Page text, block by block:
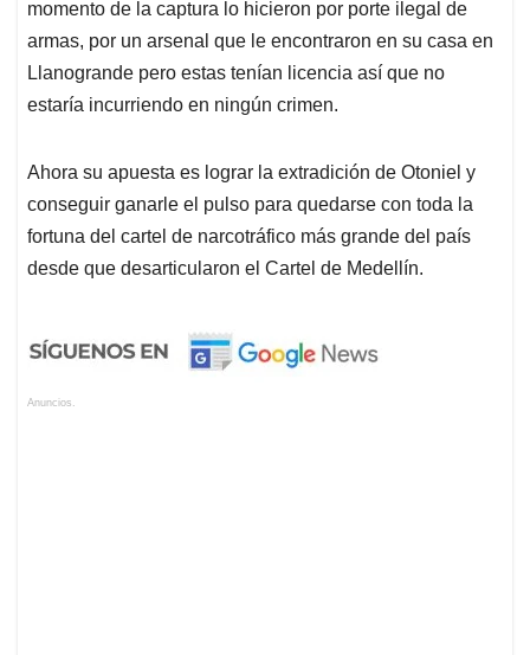
momento de la captura lo hicieron por porte ilegal de
armas, por un arsenal que le encontraron en su casa en
Llanogrande pero estas tenían licencia así que no
estaría incurriendo en ningún crimen.
Ahora su apuesta es lograr la extradición de Otoniel y
conseguir ganarle el pulso para quedarse con toda la
fortuna del cartel de narcotráfico más grande del país
desde que desarticularon el Cartel de Medellín.
Anuncios.